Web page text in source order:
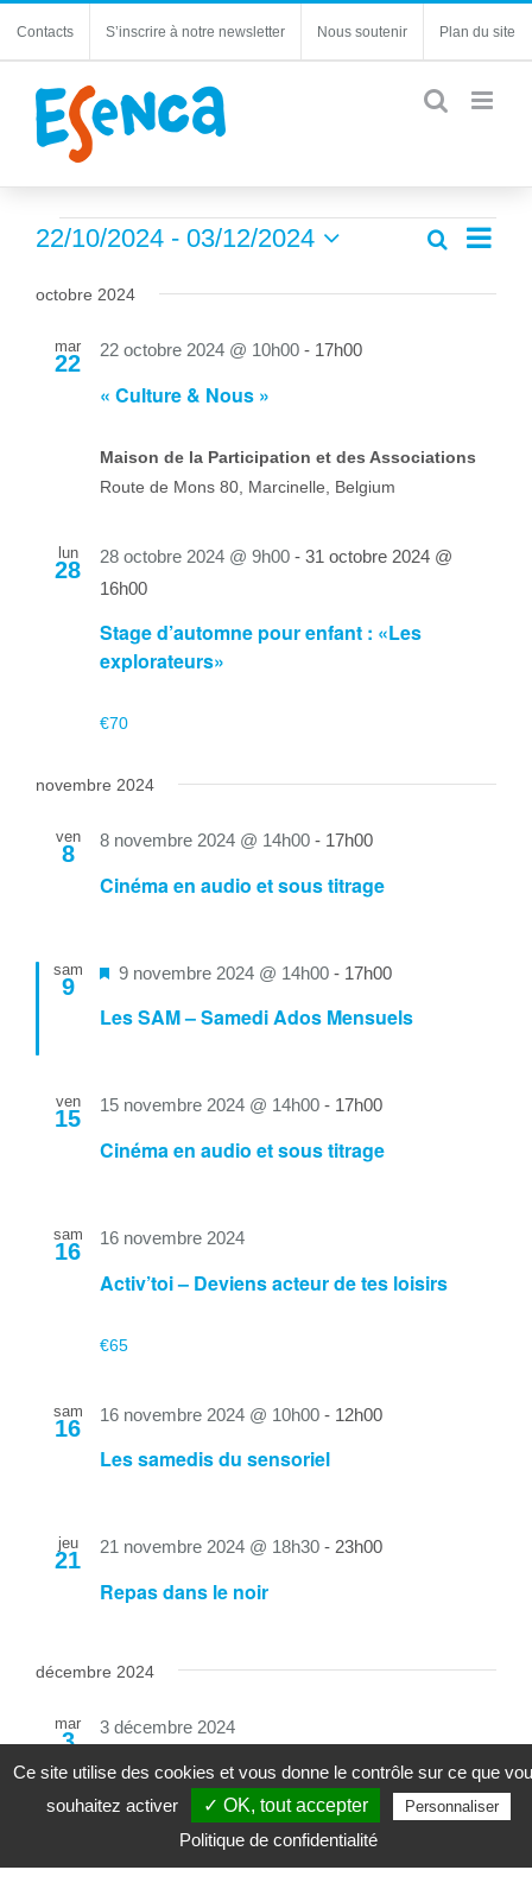
Contacts S’inscrire à notre newsletter Nous soutenir Plan du site
Évènements Recherche
vues
Liste
22/10/2024 - 03/12/2024
une
octobre 2024
mar
22
« Culture & Nous »
22 octobre 2024 @ 10h00 - 17h00
Maison de la Participation et des Associations
Route de Mons 80, Marcinelle, Belgium
lun
28
Stage d’automne pour enfant : «Les
explorateurs»
28 octobre 2024 @ 9h00 - 31 octobre 2024 @
16h00
€70
novembre 2024
ven
8
Cinéma en audio et sous titrage
8 novembre 2024 @ 14h00 - 17h00
sam
9
Les SAM – Samedi Ados Mensuels
Mis
9 novembre 2024 @ 14h00 - 17h00
ven
15
Cinéma en audio et sous titrage
15 novembre 2024 @ 14h00 - 17h00
sam
16
Activ’toi – Deviens acteur de tes loisirs
16 novembre 2024
€65
sam
16
Les samedis du sensoriel
16 novembre 2024 @ 10h00 - 12h00
jeu
21
Repas dans le noir
21 novembre 2024 @ 18h30 - 23h00
décembre 2024
mar
3
Journée d’échanges
3 décembre 2024
Ce site utilise des cookies et vous donne le contrôle sur ce que
souhaitez activer
✓ OK, tout accepter Personnaliser
Politique de confidentialité